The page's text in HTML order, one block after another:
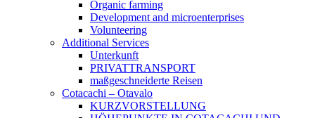
Organic farming
Development and microenterprises
Volunteering
Additional Services
Unterkunft
PRIVATTRANSPORT
maßgeschneiderte Reisen
Cotacachi – Otavalo
KURZVORSTELLUNG